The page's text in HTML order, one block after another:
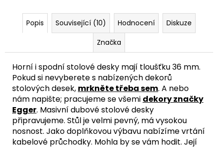
Popis Související (10) Hodnocení
Diskuze
Značka
Horní i spodní stolové desky mají tloušťku 36 mm.
Pokud si nevyberete s nabízených dekorů
stolových desek, mrkněte třeba sem. A nebo
nám napište; pracujeme se všemi dekory značky
Egger. Masivní dubové stolové desky
připravujeme. Stůl je velmi pevný, má vysokou
nosnost. Jako doplňkovou výbavu nabízíme vrtání
kabelové průchodky. Mohla by se vám hodit. Její